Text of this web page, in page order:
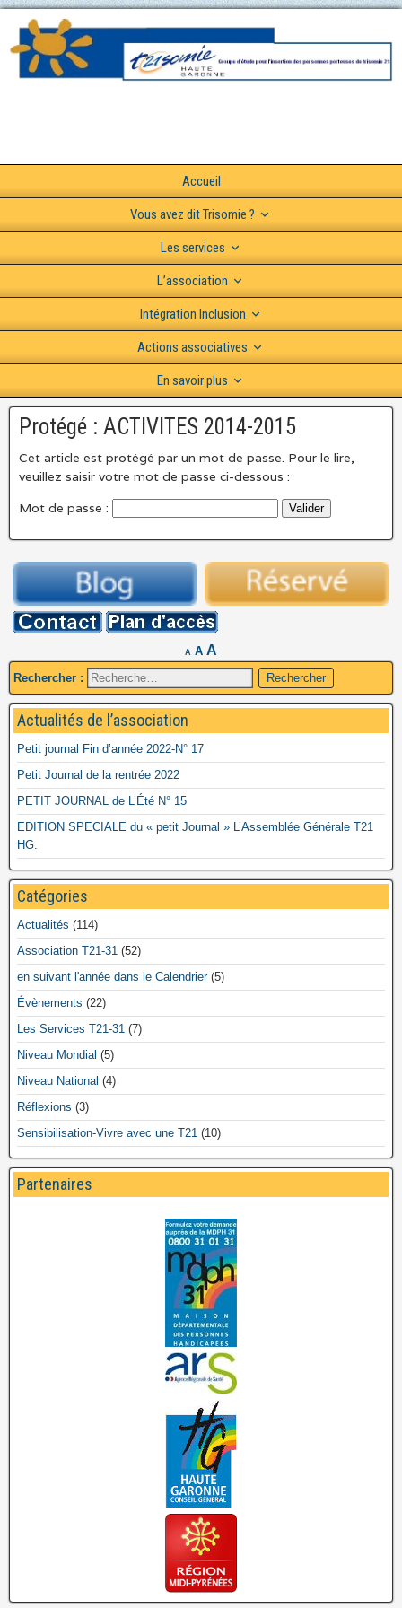
Accueil
Vous avez dit Trisomie ?
Les services
L’association
Intégration Inclusion
Actions associatives
En savoir plus
Protégé : ACTIVITES 2014-2015
Cet article est protégé par un mot de passe. Pour le lire,
veuillez saisir votre mot de passe ci-dessous :
Mot de passe :
A A A
Rechercher :
Actualités de l’association
Petit journal Fin d’année 2022-N° 17
Petit Journal de la rentrée 2022
PETIT JOURNAL de L’Été N° 15
EDITION SPECIALE du « petit Journal » L’Assemblée Générale T21
HG.
Catégories
Actualités (114)
Association T21-31 (52)
en suivant l'année dans le Calendrier(5)
Évènements (22)
Les Services T21-31 (7)
Niveau Mondial (5)
Niveau National (4)
Réflexions (3)
Sensibilisation-Vivre avec une T21 (10)
Partenaires